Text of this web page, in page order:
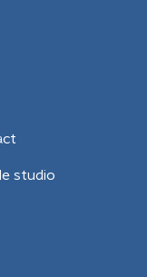
studio